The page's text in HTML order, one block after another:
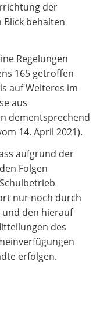
der
behalten
Regelungen
165 getroffen
auf Weiteres im
aus
dementsprechend
14. April 2021).
aufgrund der
Folgen
nur noch durch
den hierauf
des
erfolgen.